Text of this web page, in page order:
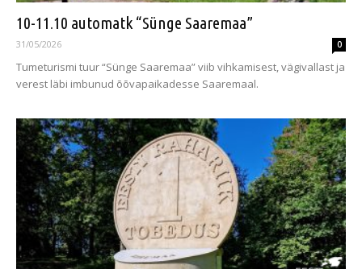
10-11.10 automatk “Sünge Saaremaa”
31/05/2026 0
Tumeturismi tuur “Sünge Saaremaa” viib vihkamisest, vägivallast ja
verest läbi imbunud õõvapaikadesse Saaremaal.